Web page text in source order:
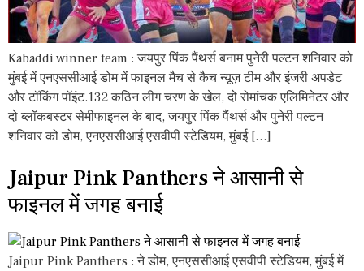
Kabaddi winner team : जयपुर पिंक पैंथर्स बनाम पुनेरी पल्टन शनिवार को
मुंबई में एनएससीआई डोम में फाइनल मैच से कैच न्यूज़ टीम और इंजरी अपडेट
और टॉकिंग पॉइंट.132 कठिन लीग चरण के खेल, दो रोमांचक एलिमिनेटर और
दो ब्लॉकबस्टर सेमीफाइनल के बाद, जयपुर पिंक पैंथर्स और पुनेरी पल्टन
शनिवार को डोम, एनएससीआई एसवीपी स्टेडियम, मुंबई […]
Jaipur Pink Panthers ने आसानी से
फाइनल में जगह बनाई
Jaipur Pink Panthers : ने डोम, एनएससीआई एसवीपी स्टेडियम, मुंबई में